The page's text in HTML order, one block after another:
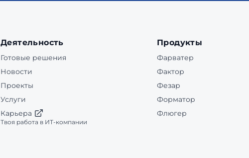
Деятельность
Готовые решения
Новости
Проекты
Услуги
Карьера
Твоя работа в ИТ-компании
Продукты
Фарватер
Фактор
Фезар
Форматор
Флюгер